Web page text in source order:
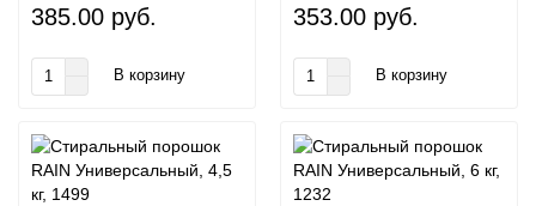
385.00 руб.
В корзину
353.00 руб.
В корзину